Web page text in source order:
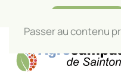
Passer au contenu